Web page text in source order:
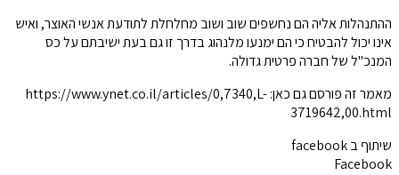
ההתנהלות אליה הם נחשפים שוב ושוב מחלחלת לתודעת אנשי האוצר, ואיש
אינו יכול להבטיח כי הם ימנעו מלנהוג בדרך זו גם בעת ישיבתם על כס
המנכ"ל של חברה פרטית גדולה.
מאמר זה פורסם גם כאן: https://www.ynet.co.il/articles/0,7340,L-
3719642,00.html
שיתוף ב facebook
Facebook